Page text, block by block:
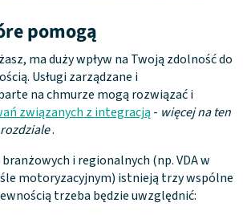
pomogą
ma duży wpływ na Twoją zdolność do
Usługi zarządzane i
na chmurze mogą rozwiązać i
związanych z integracją - więcej na ten
.
i regionalnych (np. VDA w
motoryzacyjnym) istnieją trzy wspólne
trzeba będzie uwzględnić: